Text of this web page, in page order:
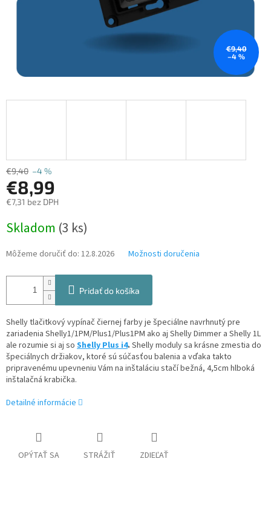
€9,40
–4 %
€9,40 –4 %
€8,99
€7,31 bez DPH
cena:
Skladom (3 ks)
Môžeme doručiť do: 12.8.2026 Možnosti doručenia
Pridať do košíka
Shelly tlačitkový vypínač čiernej farby je špeciálne navrhnutý pre
zariadenia Shelly1/1PM/Plus1/Plus1PM ako aj Shelly Dimmer a Shelly 1L
ale rozumie si aj so Shelly Plus i4. Shelly moduly sa krásne zmestia do
špeciálnych držiakov, ktoré sú súčasťou balenia a vďaka takto
pripravenému upevneniu Vám na inštaláciu stačí bežná, 4,5cm hlboká
inštalačná krabička.
Detailné informácie
OPÝTAŤ SA STRÁŽIŤ ZDIEĽAŤ